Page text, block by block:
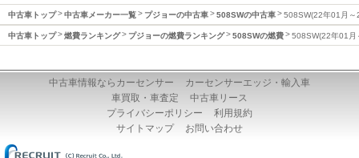
中古車トップ 中古車メーカー一覧 プジョーの中古車 508SWの中古車 508SW(22年01月～
中古車トップ 燃費ランキング プジョーの燃費ランキング 508SWの燃費 508SW(22年01月
中古車情報ならカーセンサー
カーセンサーエッジ・輸入車
車買取・車査定
中古車リース
プライバシーポリシー
利用規約
サイトマップ
お問い合わせ